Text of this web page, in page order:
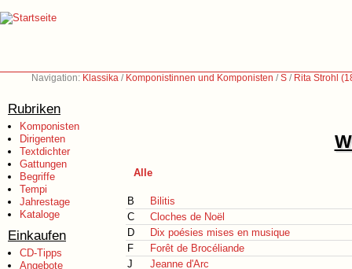
Navigation: Klassika / Komponistinnen und Komponisten /S / Rita Strohl
Rubriken
Komponisten
Dirigenten
Textdichter
Gattungen
Begriffe
Tempi
Jahrestage
Kataloge
Einkaufen
CD-Tipps
Angebote
Alle
B
Bilitis
C
Cloches de Noël
D
Dix poésies mises en musique
F
Forêt de Brocéliande
J
Jeanne d'Arc